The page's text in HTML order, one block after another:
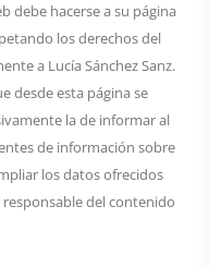
debe hacerse a su página
los derechos del
a Lucía Sánchez Sanz.
desde esta página se
la de informar al
de información sobre
los datos ofrecidos
responsable del contenido